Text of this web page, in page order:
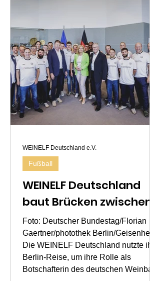
WEINELF Deutschland
baut Brücken zwischen
Wein, Wissenschaft und
Politik
Foto: Deutscher Bundestag/Florian
Gaertner/photothek Berlin/Geisenheim.
Die WEINELF Deutschland nutzte ihre
Berlin-Reise, um ihre Rolle als
Botschafterin des deutschen Weinbaus
Fußball
WEINELF Deutschland e.V.